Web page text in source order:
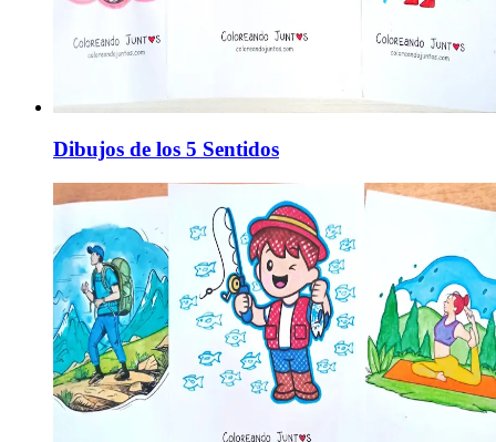
Dibujos de los 5 Sentidos